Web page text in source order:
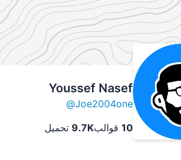
Youssef Nasef
Joe2004one
@
10 قوالب9.7K تحميل